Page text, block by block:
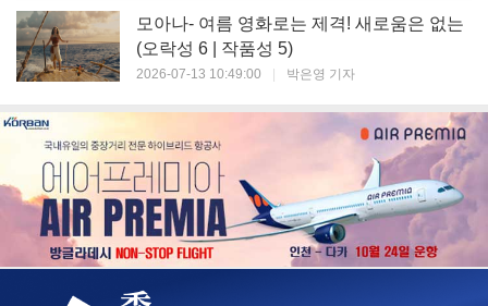
모아나- 여름 영화로는 제격! 새로움은 없는
(오락성 6 | 작품성 5)
2026-07-13 10:49:00 박은영 기자